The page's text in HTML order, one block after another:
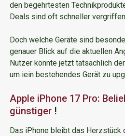
den begehrtesten
Deals sind oft schneller
Doch welche Geräte sind
genauer Blick auf die aktuellen
Nutzer könnte jetzt tatsächlich
um iein bestehendes Gerät zu
Apple iPhone 17 Pro:
günstiger !
Das iPhone bleibt das Herzstück